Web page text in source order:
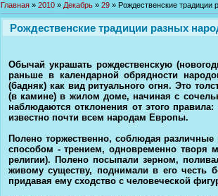
Главная » 2010 » Декабрь » 29 » Рождественские традиции
Рождественские традиции разных
Обычай украшать рождественскую
раньше в календарной обрядности
(бадняк) как вид ритуального огня. Это
(в камине) в жилом доме, начиная с
наблюдаются отклонения от этого
известно почти всем народам Европы.
Полено торжественно, соблюдая
способом - трением, одновременно творя
религии). Полено посыпали зерном,
живому существу, поднимали в его честь
придавая ему сходство с человеческой